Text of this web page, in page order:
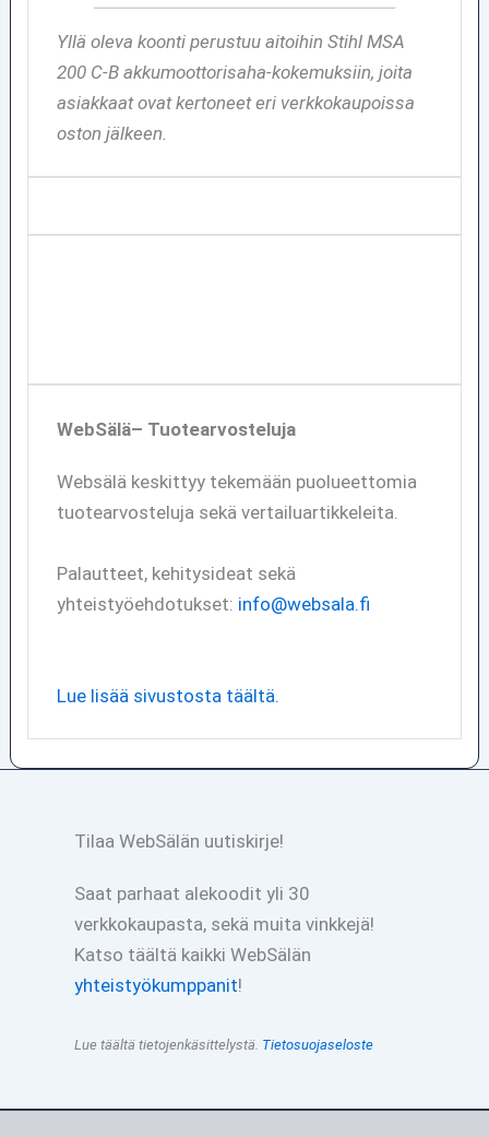
Yllä oleva koonti perustuu aitoihin Stihl MSA
200 C-B akkumoottorisaha-kokemuksiin, joita
asiakkaat ovat kertoneet eri verkkokaupoissa
oston jälkeen.
WebSälä– Tuotearvosteluja
Websälä keskittyy tekemään puolueettomia
tuotearvosteluja sekä vertailuartikkeleita.
Palautteet, kehitysideat sekä
yhteistyöehdotukset: info@websala.fi
Lue lisää sivustosta täältä.
Tilaa WebSälän uutiskirje!
Saat parhaat alekoodit yli 30
verkkokaupasta, sekä muita vinkkejä!
Katso täältä kaikki WebSälän
yhteistyökumppanit!
Lue täältä tietojenkäsittelystä. Tietosuojaseloste